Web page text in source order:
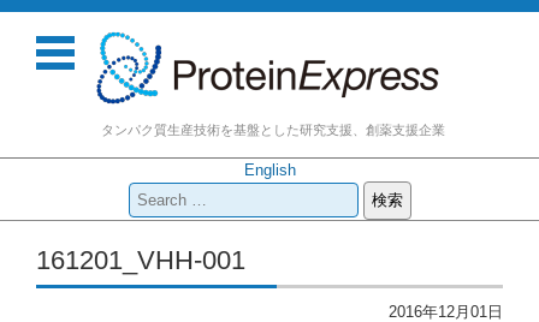
タンパク質生産技術を基盤とした研究支援、創薬支援企業
English
検
索:
コンテンツに移動
161201_VHH-001
2016年12月01日